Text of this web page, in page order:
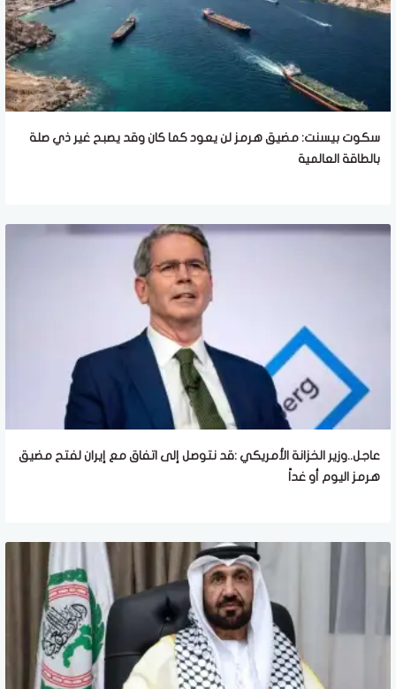
سكوت بيسنت: مضيق هرمز لن يعود كما كان وقد يصبح غير ذي صلة
بالطاقة العالمية
عاجل..وزير الخزانة الأمريكي :قد نتوصل إلى اتفاق مع إيران لفتح مضيق
هرمز اليوم أو غداً